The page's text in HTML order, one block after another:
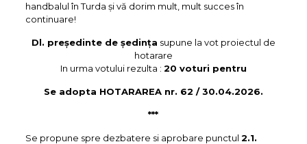
handbalul în Turda și vă dorim mult, mult succes în
continuare!
Dl. preşedinte de şedinţa supune la vot proiectul de
hotarare
In urma votului rezulta : 20 voturi pentru
Se adopta HOTARAREA nr. 62 / 30.04.2026.
***
Se propune spre dezbatere si aprobare punctul 2.1.